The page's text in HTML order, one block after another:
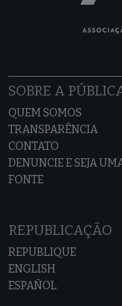
SOBRE A
QUEM SOMOS
TRANSPARÊNCIA
CONTATO
DENUNCIE E SEJA
FONTE
REPUBLICAÇÃO
REPUBLIQUE
ENGLISH
ESPAÑOL